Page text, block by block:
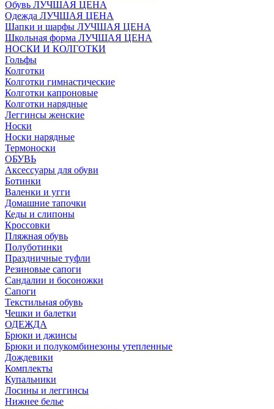
Обувь ЛУЧШАЯ ЦЕНА
Одежда ЛУЧШАЯ ЦЕНА
Шапки и шарфы ЛУЧШАЯ ЦЕНА
Школьная форма ЛУЧШАЯ ЦЕНА
НОСКИ И КОЛГОТКИ
Гольфы
Колготки
Колготки гимнастические
Колготки капроновые
Колготки нарядные
Леггинсы женские
Носки
Носки нарядные
Термоноски
ОБУВЬ
Аксессуары для обуви
Ботинки
Валенки и угги
Домашние тапочки
Кеды и слипоны
Кроссовки
Пляжная обувь
Полуботинки
Праздничные туфли
Резиновые сапоги
Сандалии и босоножки
Сапоги
Текстильная обувь
Чешки и балетки
ОДЕЖДА
Брюки и джинсы
Брюки и полукомбинезоны утепленные
Дождевики
Комплекты
Купальники
Лосины и леггинсы
Нижнее белье